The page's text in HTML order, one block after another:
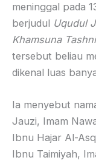
meninggal pada
berjudul Uqudul
Khamsuna
tersebut beliau
dikenal luas
Ia menyebut
Jauzi, Imam
Ibnu Hajar Al-
Ibnu Taimiyah,